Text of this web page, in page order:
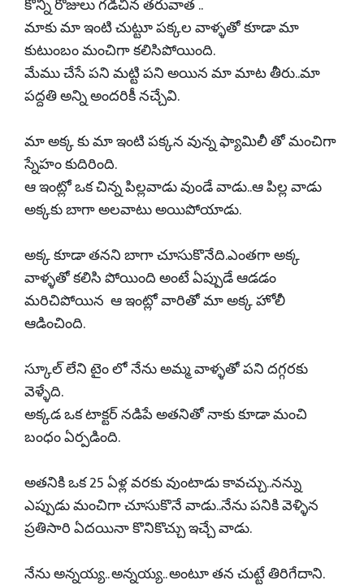
కొన్ని రోజులు గడిచిన తరువాత ..
మాకు మా ఇంటి చుట్టూ పక్కల వాళ్ళతో కూడా మా
కుటుంబం మంచిగా కలిసిపోయింది.
మేము చేసే పని మట్టి పని అయిన మా మాట తీరు..మా
పద్దతి అన్ని అందరికీ నచ్చేవి.
మా అక్క కు మా ఇంటి పక్కన వున్న ఫ్యామిలీ తో మంచిగా
స్నేహం కుదిరింది.
ఆ ఇంట్లో ఒక చిన్న పిల్లవాడు వుండే వాడు..ఆ పిల్ల వాడు
అక్కకు బాగా అలవాటు అయిపోయాడు.
అక్క కూడా తనని బాగా చూసుకొనేది.ఎంతగా అక్క
వాళ్ళతో కలిసి పోయింది అంటే ఏప్పుడే ఆడడం
మరిచిపోయిన ఆ ఇంట్లో వారితో మా అక్క హోలీ
ఆడించింది.
స్కూల్ లేని టైం లో నేను అమ్మ వాళ్ళతో పని దగ్గరకు
వెళ్ళేది.
అక్కడ ఒక టాక్టర్ నడిపే అతనితో నాకు కూడా మంచి
బంధం ఏర్పడింది.
అతనికి ఒక 25 ఏళ్ల వరకు వుంటాడు కావచ్చు..నన్ను
ఎప్పుడు మంచిగా చూసుకొనే వాడు..నేను పనికి వెళ్ళిన
ప్రతిసారి ఏదయినా కొనికొచ్చు ఇచ్చే వాడు.
నేను అన్నయ్య.. అన్నయ్య.. అంటూ తన చుట్టే తిరిగేదాని.